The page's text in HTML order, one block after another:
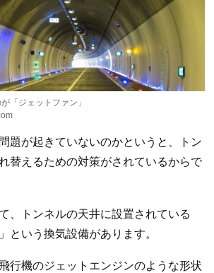
「ジェットファン」
題が起きていないのかというと、トン
替えるための対策がされているからで
、トンネルの天井に設置されている
という換気設備があります。
行機のジェットエンジンのような形状